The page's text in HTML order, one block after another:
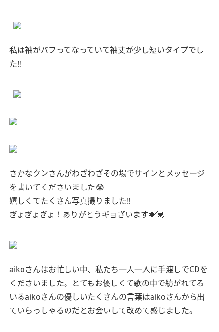
私は袖がパフってなっていて袖丈が少し短いタイプでし
た‼︎
さかなクンさんがわざわざその場でサインとメッセージ
を書いてくださいました😭
嬉しくてたくさん写真撮りました‼︎
ぎょぎょぎょ！ありがとうギョざいます🐡💓
aikoさんはお忙しい中、私たち一人一人に手渡しでCDを
くださいました。とてもお優しくて歌の中で紡がれてる
いるaikoさんの優しいたくさんの言葉はaikoさんから出
ていらっしゃるのだとお会いして改めて感じました。